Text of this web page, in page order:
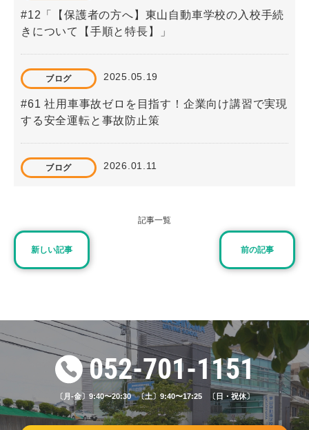
#12「【保護者の方へ】東山自動車学校の入校手続
きについて【手順と特長】」
ブログ 2025.05.19
#61 社用車事故ゼロを目指す！企業向け講習で実現
する安全運転と事故防止策
ブログ 2026.01.11
ブログ
重要なお知らせ 2026.03.07
スクールバス停留所の一部変更等について
ブログ 2023.01.01
新しい記事
記事一覧
前の記事
052-701-1151
〔月-金〕9:40〜20:30 〔土〕9:40〜17:25 〔日・祝休〕